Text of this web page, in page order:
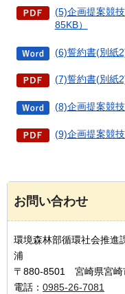
(5)企画提案競
85KB）
(6)誓約書(別紙
(7)誓約書(別紙
(8)企画提案競
(9)企画提案競
お問い合わせ
環境森林部循環社会推進
浦
〒880-8501 宮崎県宮崎
電話： 0985-26-7081